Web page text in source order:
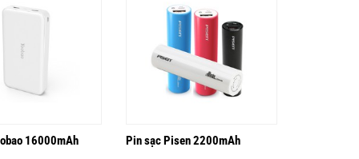
16000mAh Pin sạc Pisen 2200mAh